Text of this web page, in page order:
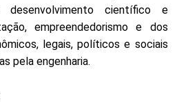
científico e
empreendedorismo e dos
legais, políticos e sociais
pela engenharia.